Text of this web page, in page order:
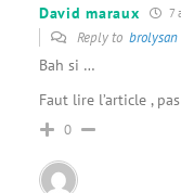
David maraux 7
Reply to brolysan
Bah si …
Faut lire l’article ,
0